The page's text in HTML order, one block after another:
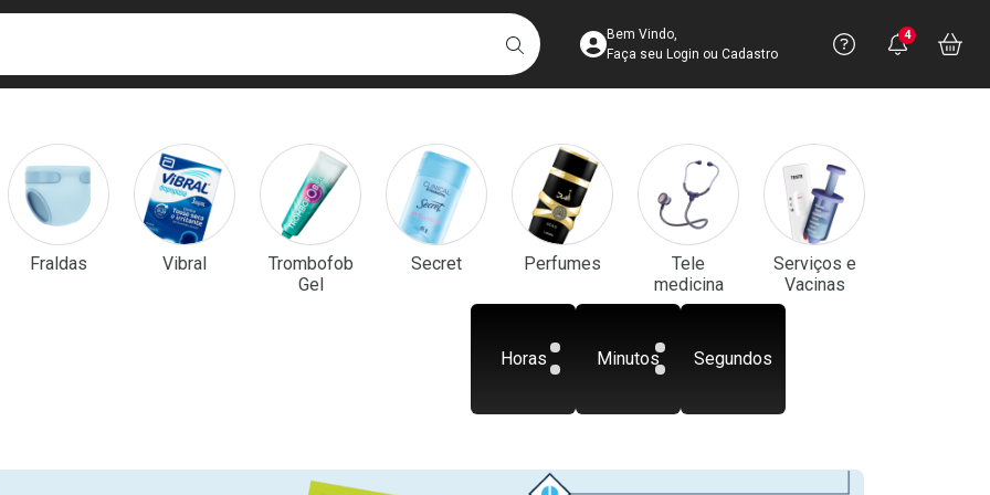
BUSCARAcesse sua Conta
Bem Vindo,
Faça seu Login ou Cadastro
Precisa de
Ver Recursos
Você
4
Destaque
Fraldas Vibral
Trombofob
Gel
Secret Perfumes
Tele
medicina
Serviços e
Vacinas
Horas Minutos Segundos